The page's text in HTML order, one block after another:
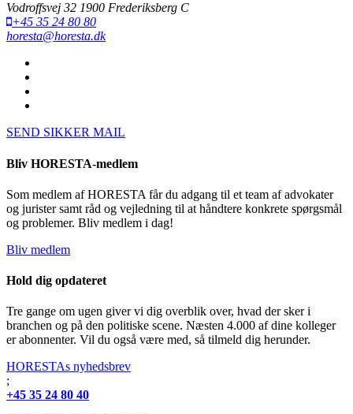
Vodroffsvej 32 1900 Frederiksberg C
+45 35 24 80 80
horesta@horesta.dk
SEND SIKKER MAIL
Bliv HORESTA-medlem
Som medlem af HORESTA får du adgang til et team af advokater
og jurister samt råd og vejledning til at håndtere konkrete spørgsmål
og problemer. Bliv medlem i dag!
Bliv medlem
Hold dig opdateret
Tre gange om ugen giver vi dig overblik over, hvad der sker i
branchen og på den politiske scene. Næsten 4.000 af dine kolleger
er abonnenter. Vil du også være med, så tilmeld dig herunder.
HORESTAs nyhedsbrev
;
+45 35 24 80 40